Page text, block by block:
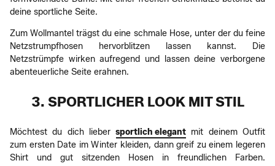
deine sportliche Seite.
Zum Wollmantel trägst du eine schmale Hose, unter der du feine
Netzstrumpfhosen hervorblitzen lassen kannst. Die
Netzstrümpfe wirken aufregend und lassen deine verborgene
abenteuerliche Seite erahnen.
3. SPORTLICHER LOOK MIT STIL
Möchtest du dich liebersportlich elegant mit deinem Outfit
zum ersten Date im Winter kleiden, dann greif zu einem legeren
Shirt und gut sitzenden Hosen in freundlichen Farben.